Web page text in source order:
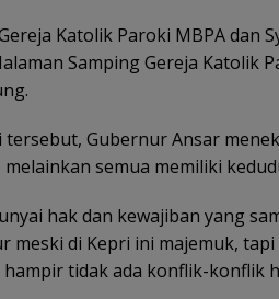
Katolik Paroki MBPA dan
Samping Gereja Katolik
Gubernur Ansar
semua memiliki
hak dan kewajiban yang
meski di Kepri ini majemuk,
tidak ada konflik-konflik